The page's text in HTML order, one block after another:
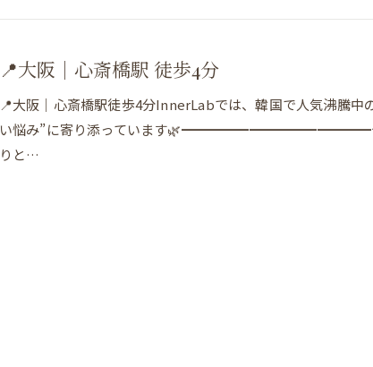
📍大阪｜心斎橋駅 徒歩4分
📍大阪｜心斎橋駅徒歩4分InnerLabでは、韓国で人気沸騰中
い悩み”に寄り添っています🌿━━━━━━━━━━━━━━デリ
りと…